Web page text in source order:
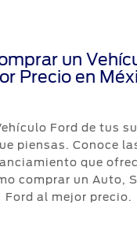
de
Servicio
un
Precio en
Ford de tus
piensas. Conoce
que
comprar un Auto,
Ford al mejor precio.